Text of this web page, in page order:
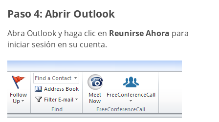
Paso 4: Abrir Outlook
Abra Outlook y haga clic en Reunirse Ahora para
iniciar sesión en su cuenta.